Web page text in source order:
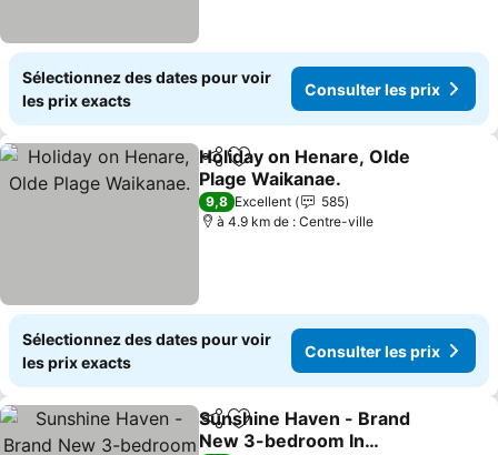
Sélectionnez des dates pour voir
les prix exacts
Consulter les prix
PartagerAjouter à mes favoris
Holiday on Henare, Olde
Plage Waikanae.
Consulter les prix
9,8 Excellent
585
à 4.9 km de : Centre-ville
Sélectionnez des dates pour voir
les prix exacts
Consulter les prix
PartagerAjouter à mes favoris
Sunshine Haven - Brand
New 3-bedroom In